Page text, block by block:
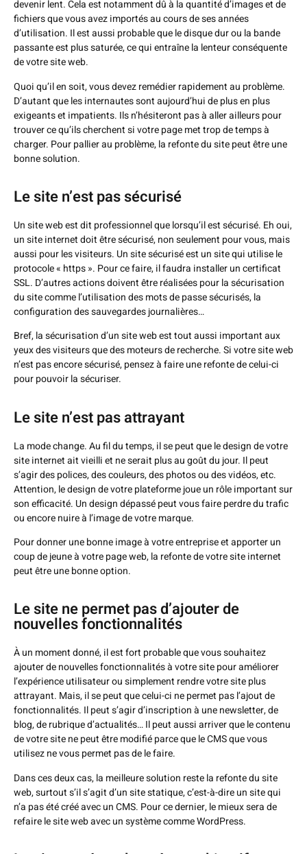
devenir lent. Cela est notamment dû à la quantité d’images et de
fichiers que vous avez importés au cours de ses années
d’utilisation. Il est aussi probable que le disque dur ou la bande
passante est plus saturée, ce qui entraîne la lenteur conséquente
de votre site web.
Quoi qu’il en soit, vous devez remédier rapidement au problème.
D’autant que les internautes sont aujourd’hui de plus en plus
exigeants et impatients. Ils n’hésiteront pas à aller ailleurs pour
trouver ce qu’ils cherchent si votre page met trop de temps à
charger. Pour pallier au problème, la refonte du site peut être une
bonne solution.
Le site n’est pas sécurisé
Un site web est dit professionnel que lorsqu’il est sécurisé. Eh oui,
un site internet doit être sécurisé, non seulement pour vous, mais
aussi pour les visiteurs. Un site sécurisé est un site qui utilise le
protocole « https ». Pour ce faire, il faudra installer un certificat
SSL. D’autres actions doivent être réalisées pour la sécurisation
du site comme l’utilisation des mots de passe sécurisés, la
configuration des sauvegardes journalières…
Bref, la sécurisation d’un site web est tout aussi important aux
yeux des visiteurs que des moteurs de recherche. Si votre site web
n’est pas encore sécurisé, pensez à faire une refonte de celui-ci
pour pouvoir la sécuriser.
Le site n’est pas attrayant
La mode change. Au fil du temps, il se peut que le design de votre
site internet ait vieilli et ne serait plus au goût du jour. Il peut
s’agir des polices, des couleurs, des photos ou des vidéos, etc.
Attention, le design de votre plateforme joue un rôle important sur
son efficacité. Un design dépassé peut vous faire perdre du trafic
ou encore nuire à l’image de votre marque.
Pour donner une bonne image à votre entreprise et apporter un
coup de jeune à votre page web, la refonte de votre site internet
peut être une bonne option.
Le site ne permet pas d’ajouter de
nouvelles fonctionnalités
À un moment donné, il est fort probable que vous souhaitez
ajouter de nouvelles fonctionnalités à votre site pour améliorer
l’expérience utilisateur ou simplement rendre votre site plus
attrayant. Mais, il se peut que celui-ci ne permet pas l’ajout de
fonctionnalités. Il peut s’agir d’inscription à une newsletter, de
blog, de rubrique d’actualités… Il peut aussi arriver que le contenu
de votre site ne peut être modifié parce que le CMS que vous
utilisez ne vous permet pas de le faire.
Dans ces deux cas, la meilleure solution reste la refonte du site
web, surtout s’il s’agit d’un site statique, c’est-à-dire un site qui
n’a pas été créé avec un CMS. Pour ce dernier, le mieux sera de
refaire le site web avec un système comme WordPress.